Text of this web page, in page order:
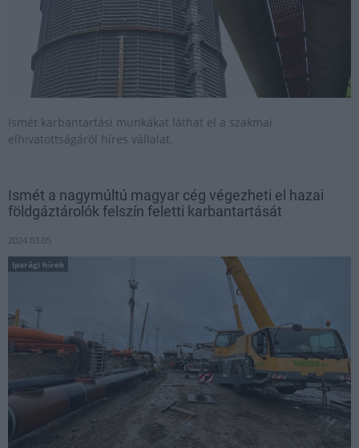
Ismét karbantartási munkákat láthat el a szakmai
elhivatottságáról híres vállalat.
Ismét a nagymúltú magyar cég végezheti el hazai
földgáztárolók felszín feletti karbantartását
2024.03.05
Iparági hírek